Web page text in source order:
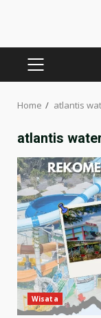
PRIMARY
Home atlantis
atlantis
Wisata